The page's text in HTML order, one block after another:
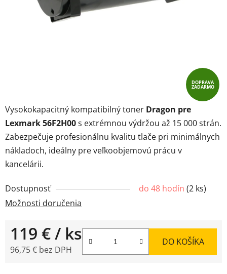
Vysokokapacitný kompatibilný toner Dragon pre
Lexmark 56F2H00s extrémnou výdržou až 15 000 strán.
Zabezpečuje profesionálnu kvalitu tlače pri minimálnych
nákladoch, ideálny pre veľkoobjemovú prácu v
kancelárii.
Dostupnosť do 48 hodín (2 ks)
Možnosti doručenia
119 €/ ks
96,75 € bez DPH
DO KOŠÍKA
DOPRAVA
ZADARMO